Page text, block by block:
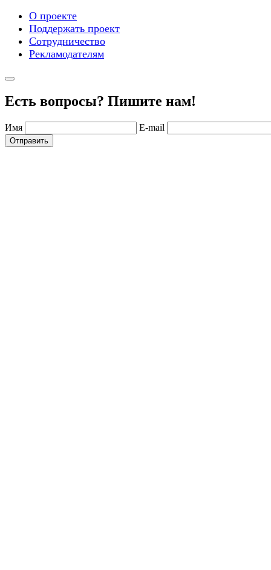
О проекте
Поддержать проект
Сотрудничество
Рекламодателям
Есть вопросы? Пишите нам!
Имя E-mail